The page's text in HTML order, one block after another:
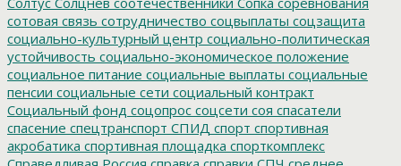
сотовая связь сотрудничество соцвыплаты соцзащита
социально-культурный центр социально-политическая
устойчивость социально-экономическое положение
социальное питание социальные выплаты социальные
пенсии социальные сети социальный контракт
Социальный фонд соцопрос соцсети соя спасатели
спасение спецтранспорт СПИД спорт спортивная
акробатика спортивная площадка спорткомплекс